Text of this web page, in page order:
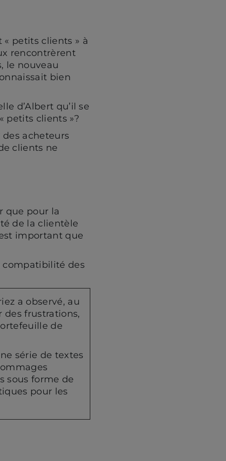
petits clients » à
rencontrèrent
le nouveau
bien
d’Albert qu’il se
petits clients »?
acheteurs
clients ne
que pour la
de la clientèle
important que
compatibilité des
a observé, au
des frustrations,
de
série de textes
sous forme de
pour les